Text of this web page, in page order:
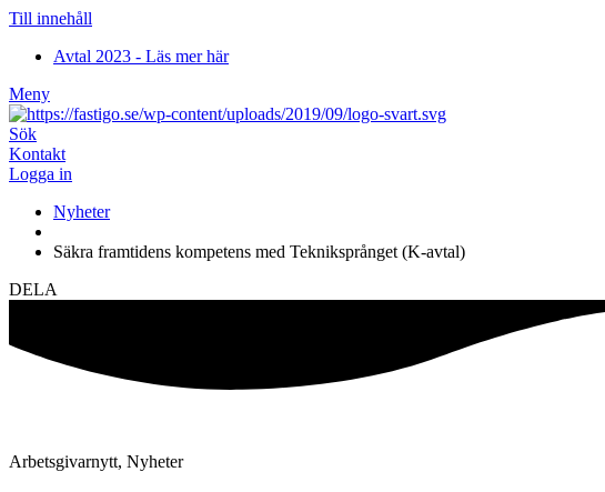
Till innehåll
Avtal 2023 - Läs mer här
Meny
Sök
Kontakt
Logga in
Nyheter
Säkra framtidens kompetens med Tekniksprånget (K-avtal)
DELA
Arbetsgivarnytt, Nyheter